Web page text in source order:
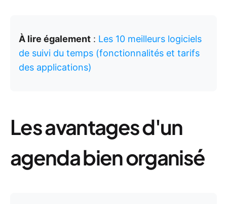
À lire également : Les 10 meilleurs logiciels
de suivi du temps (fonctionnalités et tarifs
des applications)
Les avantages d'un
agenda bien organisé